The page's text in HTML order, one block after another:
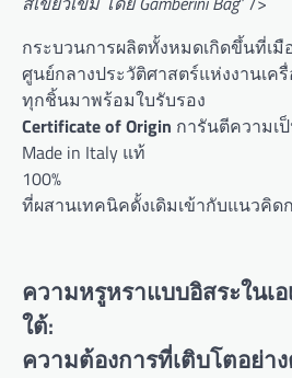
กระบวนการผลิตทั้งหมดเกิดขึ้นที่เมื
ศูนย์กลางประวัติศาสตร์แห่งงานเค
ทุกชิ้นมาพร้อมใบรับรอง
Certificate of Origin การันตีความเ
Made in Italy แท้
100%
ที่ผสานเทคนิคดั้งเดิมเข้ากับแนวคิ
ความหรูหราแบบอิสระในเ
ใต้:
ความต้องการที่เติบโตอย่า